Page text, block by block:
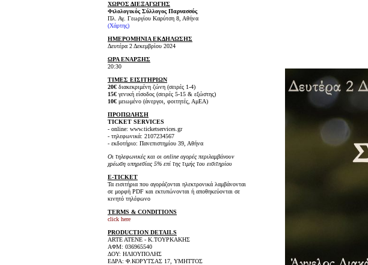
ΧΩΡΟΣ ΔΙΕΞΑΓΩΓΗΣ
Φιλολογικός Σύλλογος Παρνασσός
Πλ. Αγ. Γεωργίου Καρύτση 8, Αθήνα
(Χάρτης)
ΗΜΕΡΟΜΗΝΙΑ ΕΚΔΗΛΩΣΗΣ
Δευτέρα 2 Δεκεμβρίου 2024
ΩΡΑ ΕΝΑΡΞΗΣ
20:30
ΤΙΜΕΣ ΕΙΣΙΤΗΡΙΩΝ
20€ διακεκριμένη ζώνη (σειρές 1-4)
15€ γενική είσοδος (σειρές 5-15 & εξώστης)
10€ μειωμένο (άνεργοι, φοιτητές, ΑμΕΑ)
ΠΡΟΠΩΛΗΣΗ
TICKET SERVICES
- online: www.ticketservices.gr
- τηλεφωνικά: 2107234567
- εκδοτήριο: Πανεπιστημίου 39, Αθήνα
Οι τηλεφωνικές και οι online αγορές περιλαμβάνουν
χρέωση υπηρεσίας 5% επί της τιμής του εισιτηρίου
E-TICKET
Τα εισιτήρια που αγοράζονται ηλεκτρονικά λαμβάνονται
σε μορφή PDF και εκτυπώνονται ή αποθηκεύονται σε
κινητό τηλέφωνο
TERMS & CONDITIONS
click here
PRODUCTION DETAILS
ARTE ATENE - Κ.ΤΟΥΡΚΑΚΗΣ
ΑΦΜ: 036965540
ΔΟΥ: ΗΛΙΟΥΠΟΛΗΣ
ΕΔΡΑ: Φ.ΚΟΡΥΤΣΑΣ 17, ΥΜΗΤΤΟΣ